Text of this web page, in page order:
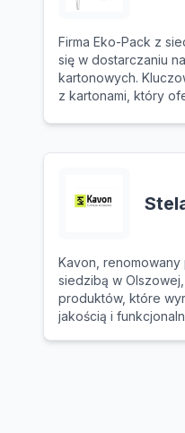
Firma Eko-Pack z
się w dostarczaniu
kartonowych.
z kartonami, który
Kavon,
siedzibą w
produktów, które
jakością i